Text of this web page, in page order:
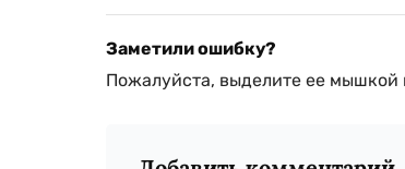
Заметили ошибку?
Пожалуйста, выделите ее